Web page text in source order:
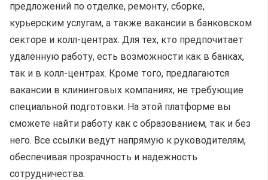
предложений по отделке, ремонту, сборке,
курьерским услугам, а также вакансии в банковском
секторе и колл-центрах. Для тех, кто предпочитает
удаленную работу, есть возможности как в банках,
так и в колл-центрах. Кроме того, предлагаются
вакансии в клининговых компаниях, не требующие
специальной подготовки. На этой платформе вы
сможете найти работу как с образованием, так и без
него. Все ссылки ведут напрямую к руководителям,
обеспечивая прозрачность и надежность
сотрудничества.